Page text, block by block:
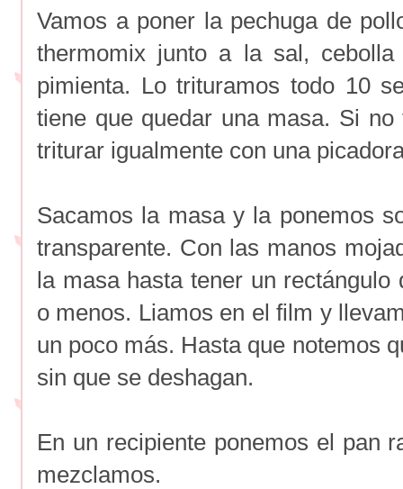
Vamos a poner la pechuga de
thermomix junto a la sal,
pimienta. Lo trituramos todo 10
tiene que quedar una masa. Si
triturar igualmente con una
Sacamos la masa y la ponemos
transparente. Con las manos
la masa hasta tener un
o menos. Liamos en el film y
un poco más. Hasta que notemos
sin que se deshagan.
En un recipiente ponemos el pan
mezclamos.